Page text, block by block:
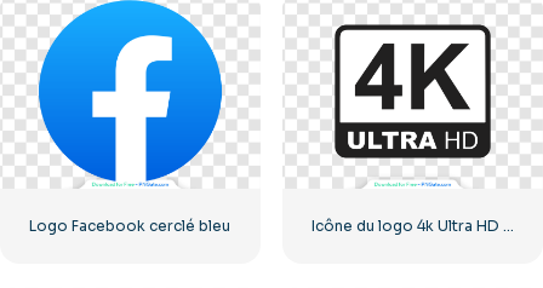
Logo Facebook cerclé bleu Icône du logo 4k Ultra HD noir monochrome